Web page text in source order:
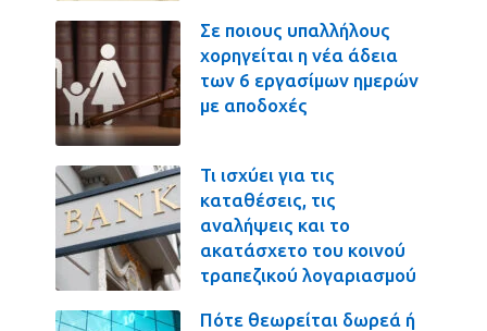
Σε ποιους υπαλλήλους
χορηγείται η νέα άδεια
των 6 εργασίμων ημερών
με αποδοχές
Τι ισχύει για τις
καταθέσεις, τις
αναλήψεις και το
ακατάσχετο του κοινού
τραπεζικού λογαριασμού
Πότε θεωρείται δωρεά ή